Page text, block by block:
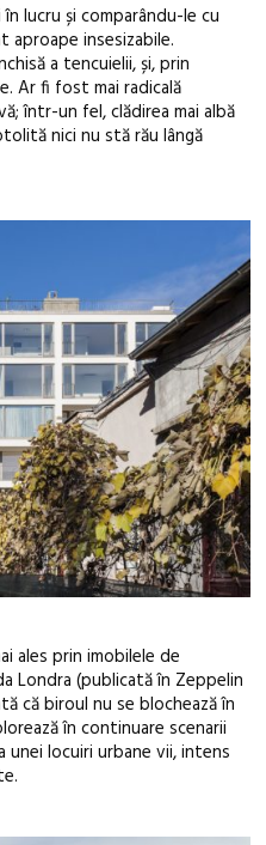
lucru și comparându-le cu
aproape insesizabile.
a tencuielii, și, prin
Ar fi fost mai radicală
într-un fel, clădirea mai albă
nici nu stă rău lângă
ales prin imobilele de
Londra (publicată în Zeppelin
că biroul nu se blochează în
în continuare scenarii
locuiri urbane vii, intens